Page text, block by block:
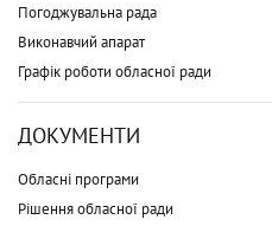
Погоджувальна рада
Виконавчий апарат
Графік роботи обласної ради
ДОКУМЕНТИ
Обласні програми
Рішення обласної ради